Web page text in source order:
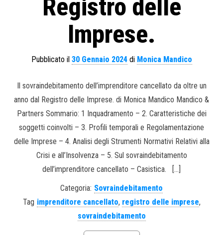
Registro delle
Imprese.
Pubblicato il 30 Gennaio 2024di Monica Mandico
Il sovraindebitamento dell’imprenditore cancellato da oltre un
anno dal Registro delle Imprese. di Monica Mandico Mandico &
Partners Sommario: 1 Inquadramento – 2. Caratteristiche dei
soggetti coinvolti – 3. Profili temporali e Regolamentazione
delle Imprese – 4. Analisi degli Strumenti Normativi Relativi alla
Crisi e all’Insolvenza – 5. Sul sovraindebitamento
dell’imprenditore cancellato – Casistica. […]
Categoria: Sovraindebitamento
Tag imprenditore cancellato, registro delle imprese,
sovraindebitamento